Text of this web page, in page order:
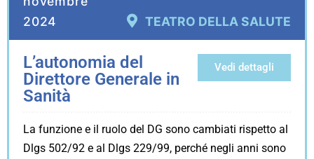
2024
TEATRO DELLA SALUTE
L’autonomia del
Direttore Generale in
Sanità
Vedi dettagli
La funzione e il ruolo del DG sono cambiati rispetto al
Dlgs 502/92 e al Dlgs 229/99, perché negli anni sono